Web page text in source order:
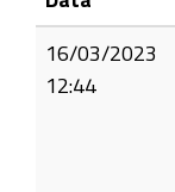
elementi
16/03/2023
12:44